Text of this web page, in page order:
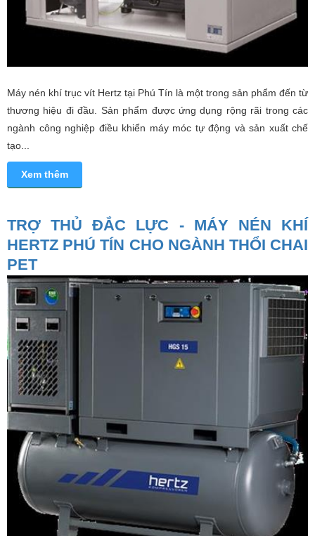
Máy nén khí trục vít Hertz tại Phú Tín là một trong sản phẩm đến từ
thương hiệu đi đầu. Sản phẩm được ứng dụng rộng rãi trong các
ngành công nghiệp điều khiển máy móc tự động và sản xuất chế
tạo...
Xem thêm
TRỢ THỦ ĐẮC LỰC - MÁY NÉN KHÍ
HERTZ PHÚ TÍN CHO NGÀNH THỔI CHAI
PET